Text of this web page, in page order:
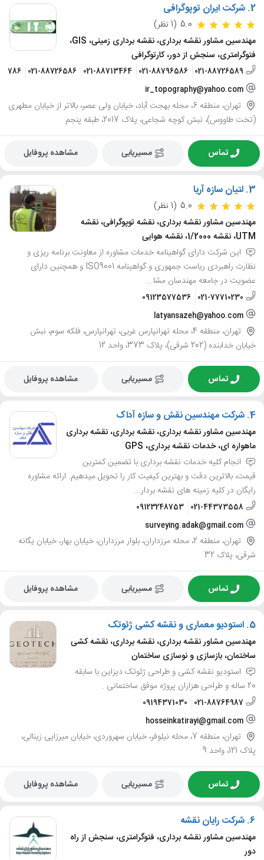
2. شرکت ایران توپوگرافی
5.0 (1 نظر)
مهندسین مشاور نقشه برداری، نقشه برداری زمینی، GIS،
فتوگرامتری، سنجش از دور، کارتوگرافی
021-88726589
021-88796586
021-88713464
021-88726586
ir_topography@yahoo.com
تهران، منطقه 6، محله بهجت آباد، خیابان ولی عصر، بالاتر از خیابان مطهری
(تخت طاووس)، نبش کوچه شجاعی، پلاک 2017، طبقه پنجم
تماس مسیریابی مشاهده پروفایل
3. لتیان سازه آریا
5.0 (1 نظر)
مهندسین مشاور نقشه برداری، نقشه توپوگرافی، نقشه
UTM، نقشه 1/2000، نقشه هوایی
این شرکت دارای گواهینامه خدمات مشاوره از معاونت برنامه ریزی و
نظارت راهبردی ریاست جمهوری و گواهینامه ISO9001 و همچنین دارای
عضویت در جامعه مهندسان مشا...
021-77710230
09123577536
latyansazeh@yahoo.com
تهران، منطقه 4، محله تهرانپارس غربی، تهرانپارس، فلکه سوم، نبش
خیابان خدابنده (202 شرقی)، پلاک 373، واحد 12
تماس مسیریابی مشاهده پروفایل
4. شرکت مهندسین نقش و سازه آداک
مهندسین مشاور نقشه برداری، نقشه برداری، نقشه برداری
ماهواره ای، خدمات نقشه برداری، GPS
انجام کلیه خدمات نقشه برداری با تضمین کمترین
قیمت، بالاترین دقت و بهترین کیفیت کار را تحویل میدهیم. ارائه مشاوره
رایگان در کلیه زمینه های نقشه بردار...
021-44373558
09123248753
surveying.adak@gmail.com
تهران، منطقه 2، محله مرزداران، بلوار مرزداران، خیابان بهار، خیابان یگانه
شرقی، پلاک 32
تماس مسیریابی مشاهده پروفایل
5. استودیو معماری و نقشه کشی ژئوتک
مهندسین مشاور نقشه برداری، نقشه برداری، نقشه کشی
ساختمان، بازسازی و نوسازی ساختمان
استودیو نقشه کشی و طراحی ژئوتک دیزاین با سابقه
20 ساله و طراحی هزاران پروژه موفق ساختمانی .
021-88764987
09194371030
hosseinkatirayi@gmail.com
تهران، منطقه 7، محله نیلوفر، خیابان سهروردی، خیابان میرزایی زینالی،
پلاک 121، واحد 9
تماس مسیریابی مشاهده پروفایل
6. شرکت رایان نقشه
مهندسین مشاور نقشه برداری، فتوگرامتری، سنجش از راه
دور